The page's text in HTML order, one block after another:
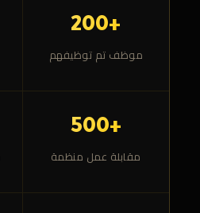
+200
موظف تم توظيفهم
+500
مقابلة عمل منظمة